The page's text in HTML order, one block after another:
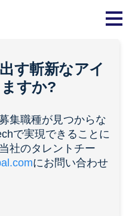
す斬新なアイ
すか?
集職種が見つからな
で実現できることに
社のタレントチー
にお問い合わせ